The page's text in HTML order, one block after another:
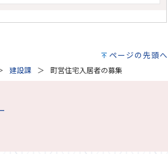
ページの先頭へ
建設課 町営住宅入居者の募集